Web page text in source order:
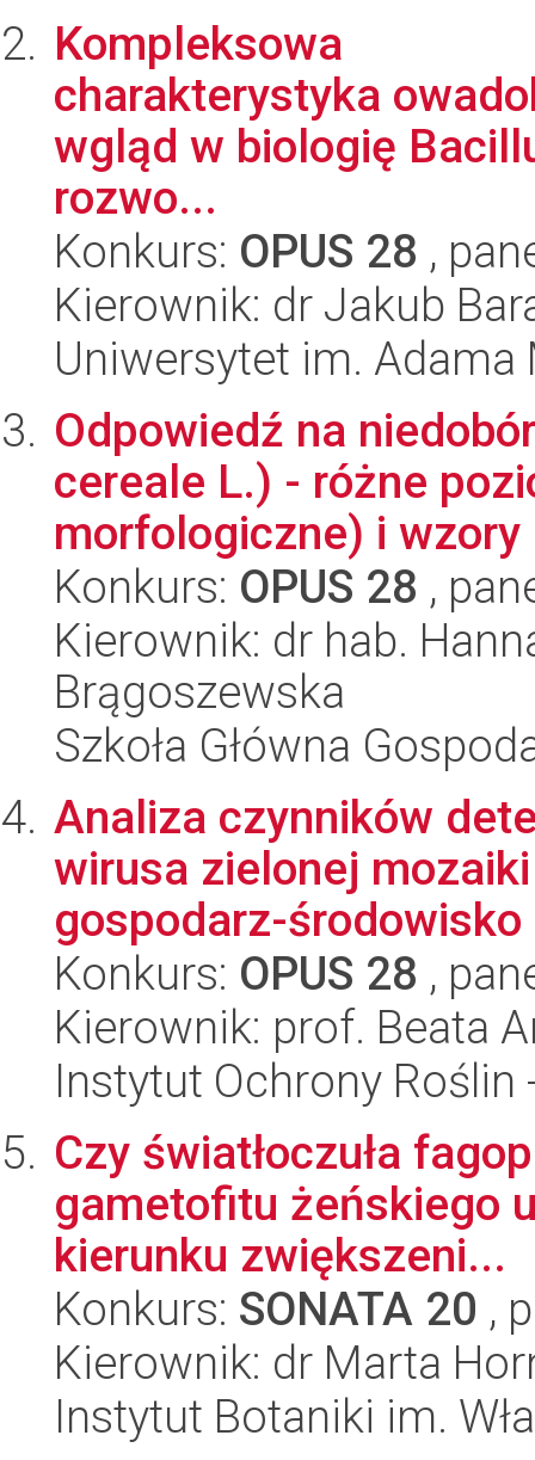
Kompleksowa
charakterystyka
wgląd w biologię
rozwo...
Konkurs: OPUS 28 ,
Kierownik: dr Jakub
Uniwersytet im.
Odpowiedź na
cereale L.) - różne
morfologiczne) i
Konkurs: OPUS 28 ,
Kierownik: dr hab.
Brągoszewska
Szkoła Główna
Analiza czynników
wirusa zielonej
gospodarz-środowisko
Konkurs: OPUS 28 ,
Kierownik: prof. Beata
Instytut Ochrony
Czy światłoczuła
gametofitu żeńskiego
kierunku zwiększeni...
Konkurs: SONATA 20 ,
Kierownik: dr Marta
Instytut Botaniki im.